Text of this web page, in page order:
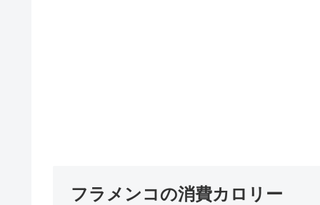
フラメンコの消費カロリー